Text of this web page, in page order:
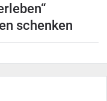
schenken